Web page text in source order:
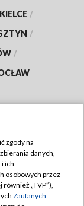
KIELCE /
/
/
zgody na
danych,
ich
osobowych przez
również „TVP”),
Zaufanych